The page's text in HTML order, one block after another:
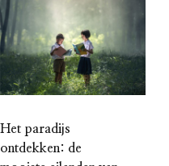
Het paradijs
ontdekken: de